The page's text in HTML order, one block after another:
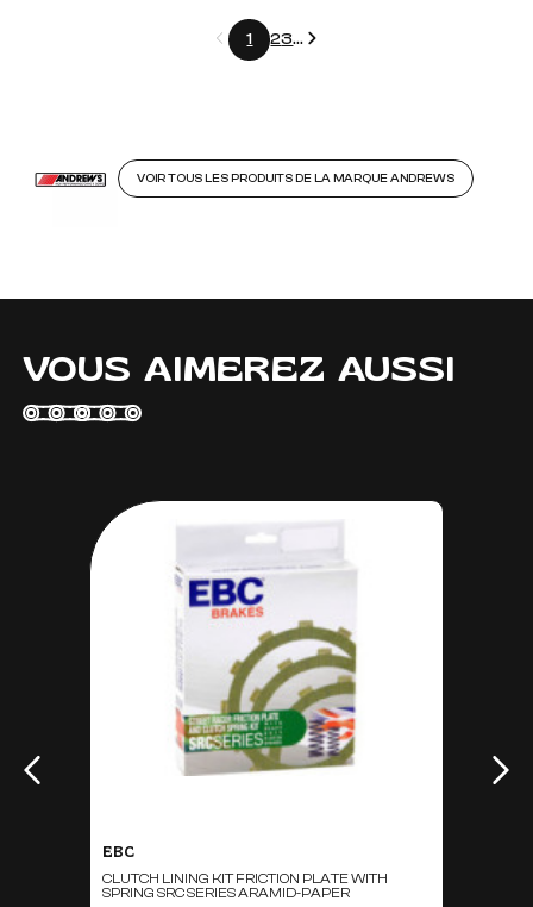
Précédent
1 23... Suivant
VOIR TOUS LES PRODUITS DE LA MARQUE ANDREWS
VOUS AIMEREZ AUSSI
EBC
CLUTCH LINING KIT FRICTION PLATE WITH
SPRING SRC SERIES ARAMID-PAPER